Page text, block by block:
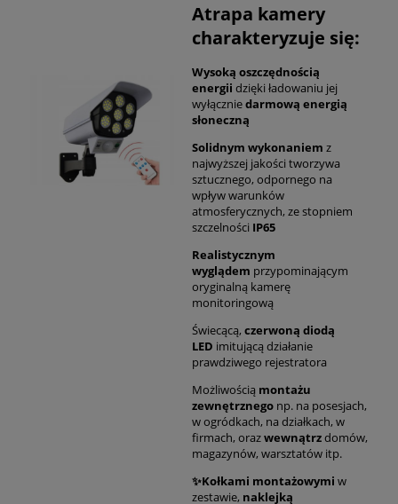
Atrapa kamery
charakteryzuje się:
Wysoką oszczędnością
energii dzięki ładowaniu jej
wyłączniedarmową energią
słoneczną
Solidnym wykonaniem z
najwyższej jakości tworzywa
sztucznego, odpornego na
wpływ warunków
atmosferycznych, ze stopniem
szczelności IP65
Realistycznym
wyglądem przypominającym
oryginalną kamerę
monitoringową
Świecącą, czerwoną diodą
LED imitującą działanie
prawdziwego rejestratora
Możliwością montażu
zewnętrznego np. na posesjach,
w ogródkach, na działkach, w
firmach, orazwewnątrzdomów,
magazynów, warsztatów itp.
✨Kołkami montażowymi w
zestawie, naklejką